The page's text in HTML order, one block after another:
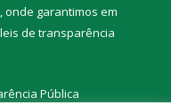
onde garantimos em
leis de transparência
Pública